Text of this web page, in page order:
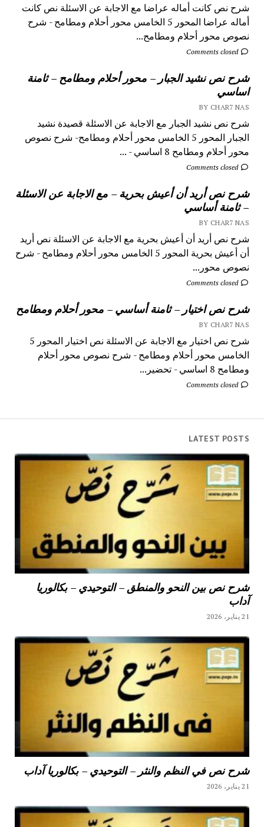
شرح نص كانت أماله عراضا مع الاجابة عن الاسئلة نص كانت
أماله عراضا المحور 5 الخامس محور أحلام ومطامح - شرح
نصوص محور أحلام ومطامح...
Comments closed
شرح نص نشيد الجبار – محور أحلام ومطامح – ثامنة
اساسي
BY CHAR7 NAS
شرح نص نشيد الجبار مع الاجابة عن الاسئلة قصيدة نشيد
الجبار المحور 5 الخامس محور أحلام ومطامح- شرح نصوص
محور أحلام ومطامح 8 اساسي - ...
Comments closed
شرح نص أريد أن أعيش بحرية – مع الاجابة عن الاسئلة
– ثامنة أساسي
BY CHAR7 NAS
شرح نص أريد أن أعيش بحرية مع الاجابة عن الاسئلة نص أريد
أن أعيش بحرية المحور 5 الخامس محور أحلام ومطامح - شرح
نصوص محور...
Comments closed
شرح نص اختيار – ثامنة أساسي – محور أحلام ومطامح
BY CHAR7 NAS
شرح نص اختيار مع الاجابة عن الاسئلة نص اختيار المحور 5
الخامس محور أحلام ومطامح - شرح نصوص محور أحلام
ومطامح 8 اساسي - تحضير...
Comments closed
LATEST POSTS
شرح نص بين النحو والمنطق – التوحيدي – بكالوريا
آداب
21 يناير، 2026
شرح نص في النظم والنثر – التوحيدي – بكالوريا آداب
21 يناير، 2026